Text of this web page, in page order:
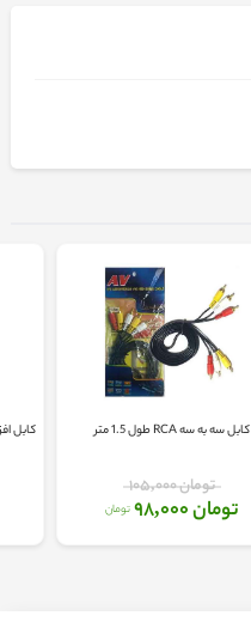
کابل سه به سه RCA طول 1.5 متر
تومان 105,000
تومان 98,000 تومان